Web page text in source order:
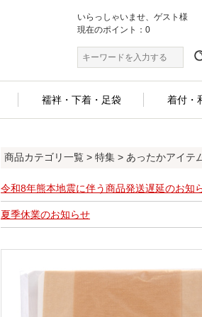
いらっしゃいませ、ゲスト様
現在のポイント：0
襦袢・下着・足袋 着付・
商品カテゴリ一覧 > 特集 > あったかアイテ
令和8年熊本地震に伴う商品発送遅延のお知
夏季休業のお知らせ